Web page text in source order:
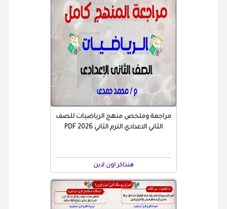
مراجعة وملخص منهج الرياضيات للصف
الثاني الاعدادي الترم الثاني 2026 PDF
هنذاكر اون لاين